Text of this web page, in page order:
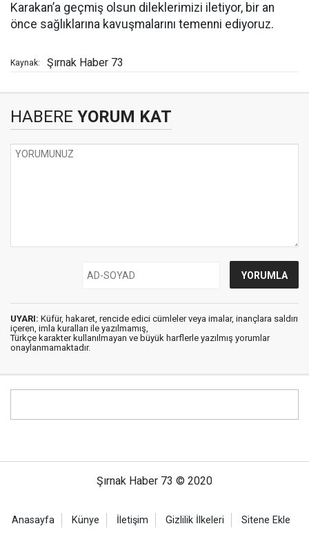
Karakan’a geçmiş olsun dileklerimizi iletiyor, bir an
önce sağlıklarına kavuşmalarını temenni ediyoruz.
Kaynak: Şırnak Haber 73
HABERE YORUM KAT
UYARI: Küfür, hakaret, rencide edici cümleler veya imalar, inançlara saldırı
içeren, imla kuralları ile yazılmamış,
Türkçe karakter kullanılmayan ve büyük harflerle yazılmış yorumlar
onaylanmamaktadır.
Şırnak Haber 73 © 2020
Anasayfa Künye İletişim Gizlilik İlkeleri Sitene Ekle